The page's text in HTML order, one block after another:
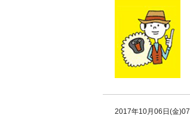
2017年10月06日(金